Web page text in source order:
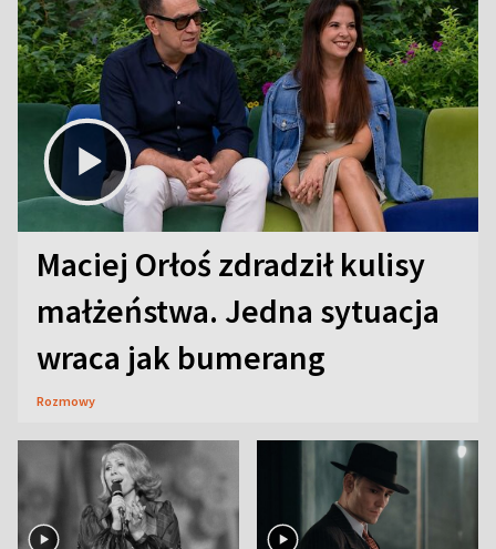
Maciej Orłoś zdradził kulisy
małżeństwa. Jedna sytuacja
wraca jak bumerang
Rozmowy